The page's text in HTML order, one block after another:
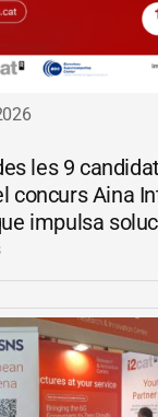
les 9
concurs Aina
impulsa
les bretxes